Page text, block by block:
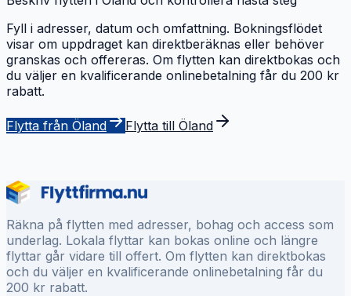
Fyll i adresser, datum och omfattning. Bokningsflödet
visar om uppdraget kan direktberäknas eller behöver
granskas och offereras. Om flytten kan direktbokas och
du väljer en kvalificerande onlinebetalning får du 200 kr
rabatt.
Flytta från Öland Flytta till Öland
Räkna på flytten med adresser, bohag och access som
underlag. Lokala flyttar kan bokas online och längre
flyttar går vidare till offert. Om flytten kan direktbokas
och du väljer en kvalificerande onlinebetalning får du
200 kr rabatt.